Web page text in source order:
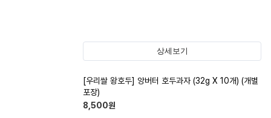
상세보기
[우리쌀 왕호두] 앙버터 호두과자 (32g X 10개) (개별
포장)
8,500원